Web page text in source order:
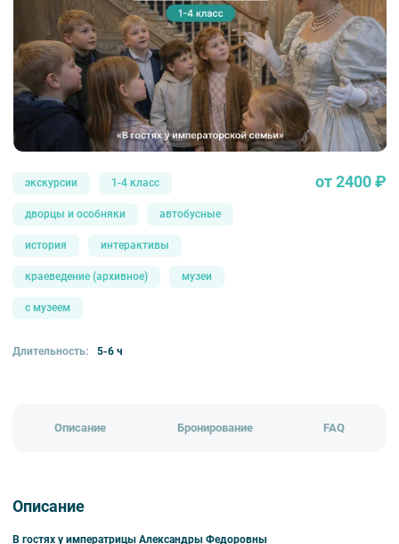
экскурсии 1-4 класс
дворцы и особняки автобусные
история интерактивы
краеведение (архивное) музеи
с музеем
от 2400 ₽
Длительность: 5-6 ч
Описание Бронирование FAQ
Описание
В гостях у императрицы Александры Федоровны